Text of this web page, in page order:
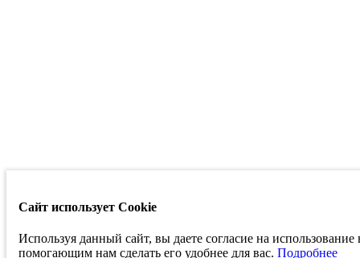
Сайт использует Cookie
Используя данный сайт, вы даете согласие на
помогающим нам сделать его удобнее для вас. Подробнее